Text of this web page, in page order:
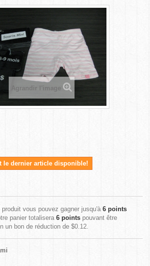
Agrandir l'image
le dernier article disponible!
vous pouvez gagner jusqu'à 6 points
panier totalisera 6 points pouvant être
un bon de réduction de $0.12